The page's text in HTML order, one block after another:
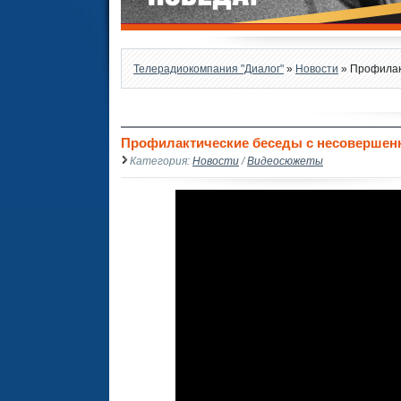
Телерадиокомпания "Диалог" » Новости »
Профилактические беседы с
Категория: Новости /Видеосюжеты